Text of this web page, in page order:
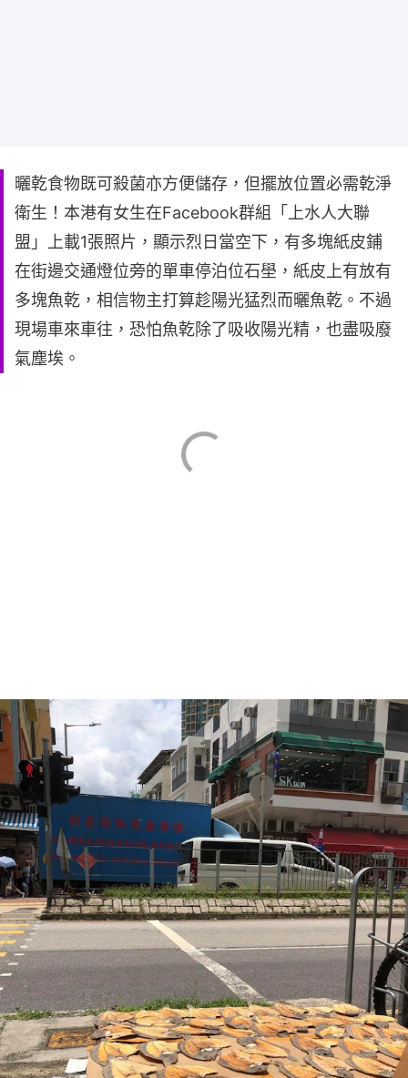
曬乾食物既可殺菌亦方便儲存，但擺放位置必需乾淨
衛生！本港有女生在Facebook群組「上水人大聯
盟」上載1張照片，顯示烈日當空下，有多塊紙皮鋪
在街邊交通燈位旁的單車停泊位石壆，紙皮上有放有
多塊魚乾，相信物主打算趁陽光猛烈而曬魚乾。不過
現場車來車往，恐怕魚乾除了吸收陽光精，也盡吸廢
氣塵埃。